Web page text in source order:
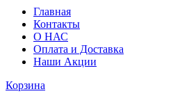
Главная
Контакты
О НАС
Оплата и Доставка
Наши Акции
Корзина